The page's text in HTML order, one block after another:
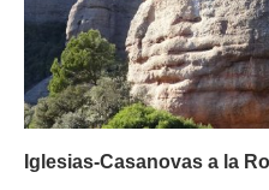
Iglesias-Casanovas a la